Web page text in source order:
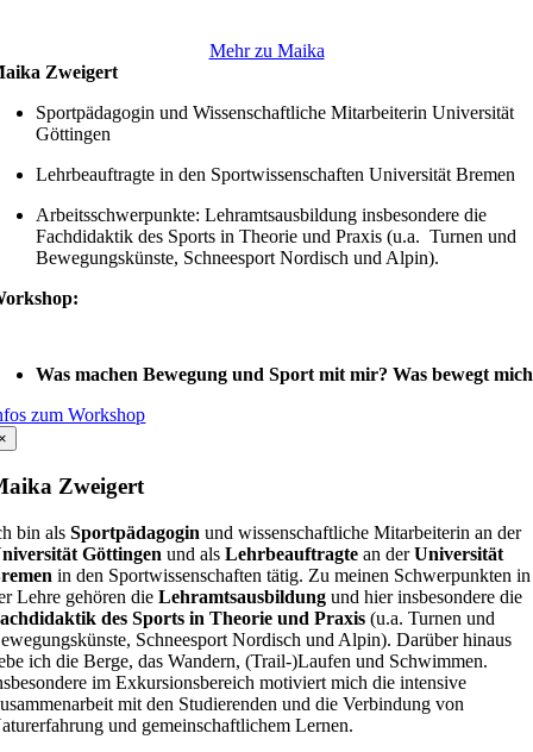
Mehr zu Maika
Zweigert
Sportpädagogin und Wissenschaftliche Mitarbeiterin Universität
Göttingen
Lehrbeauftragte in den Sportwissenschaften Universität Bremen
Arbeitsschwerpunkte: Lehramtsausbildung insbesondere die
Fachdidaktik des Sports in Theorie und Praxis (u.a. Turnen und
Bewegungskünste, Schneesport Nordisch und Alpin).
Was machen Bewegung und Sport mit mir? Was bewegt
zum Workshop
Zweigert
bin alsSportpädagogin und wissenschaftliche Mitarbeiterin an der
Göttingen und alsLehrbeauftragte an derUniversität
in den Sportwissenschaften tätig. Zu meinen Schwerpunkten in
Lehre gehören dieLehramtsausbildung und hier insbesondere die
des Sports in Theorie und Praxis (u.a. Turnen und
Schneesport Nordisch und Alpin). Darüber hinaus
ich die Berge, das Wandern, (Trail-)Laufen und Schwimmen.
im Exkursionsbereich motiviert mich die intensive
mit den Studierenden und die Verbindung von
und gemeinschaftlichem Lernen.